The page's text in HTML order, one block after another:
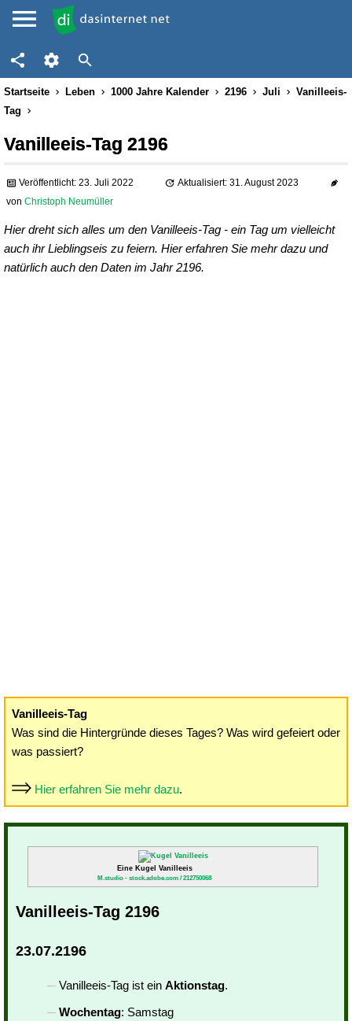
Startseite Leben 1000 Jahre Kalender 2196 Juli
Vanilleeis-
Tag
Vanilleeis-Tag 2196
Veröffentlicht: 23. Juli 2022
Aktualisiert: 31. August 2023
von Christoph Neumüller
Hier dreht sich alles um den Vanilleeis-Tag - ein Tag um vielleicht
auch ihr Lieblingseis zu feiern. Hier erfahren Sie mehr dazu und
natürlich auch den Daten im Jahr 2196.
Vanilleeis-Tag
Was sind die Hintergründe dieses Tages? Was wird gefeiert oder
was passiert?
Hier erfahren Sie mehr dazu.
Eine Kugel Vanilleeis
M.studio - stock.adobe.com / 212750068
Vanilleeis-Tag 2196
23.07.2196
Vanilleeis-Tag ist ein Aktionstag.
Wochentag: Samstag